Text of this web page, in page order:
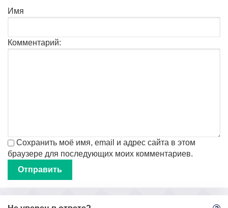
Имя
Комментарий:
Сохранить моё имя, email и адрес сайта в этом
браузере для последующих моих комментариев.